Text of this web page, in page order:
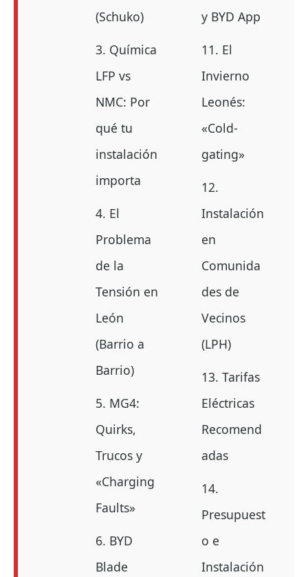
(Schuko)
3. Química
LFP vs
NMC: Por
qué tu
instalación
importa
4. El
Problema
de la
Tensión en
León
(Barrio a
Barrio)
5. MG4:
Quirks,
Trucos y
«Charging
Faults»
6. BYD
Blade
y BYD App
11. El
Invierno
Leonés:
«Cold-
gating»
12.
Instalación
en
Comunida
des de
Vecinos
(LPH)
13. Tarifas
Eléctricas
Recomend
adas
14.
Presupuest
o e
Instalación